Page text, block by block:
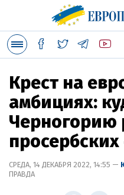
Крест на
амбициях:
Черногорию
просербских
СРЕДА, 14 ДЕКАБРЯ 2022, 14:55 —
ПРАВДА